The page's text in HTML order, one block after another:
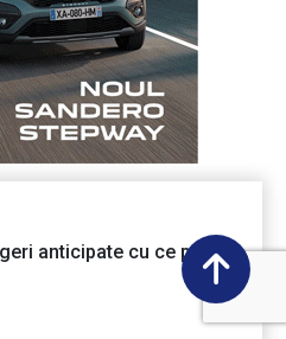
anticipate cu ce partid